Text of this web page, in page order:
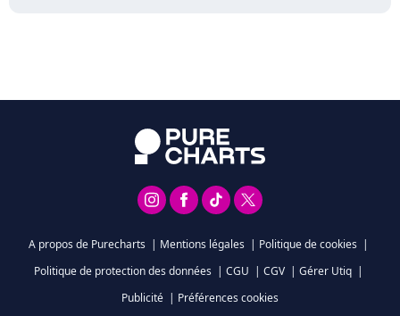
A propos de Purecharts | Mentions légales | Politique de cookies |
Politique de protection des données | CGU | CGV | Gérer Utiq |
Publicité | Préférences cookies